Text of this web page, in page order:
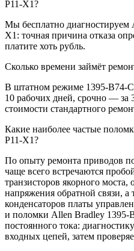
P11-X1?
Мы бесплатно диагностируем
X1: точная причина отказа
платите хоть рубль.
Сколько времени займёт
В штатном режиме 1395-B74-
10 рабочих дней, срочно — за
стоимости стандартного
Какие наиболее частые
P11-X1?
По опыту ремонта приводов
чаще всего встречаются
транзисторов якорного моста,
напряжения обратной связи, а
конденсаторов платы
и поломки Allen Bradley 1395-
постоянного тока:
входных цепей, затем